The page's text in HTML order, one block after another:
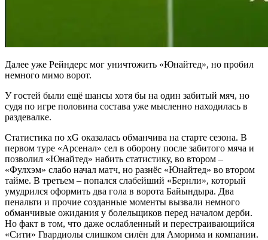
Далее уже Рейндерс мог уничтожить «Юнайтед», но пробил
немного мимо ворот.
У гостей были ещё шансы хотя бы на один забитый мяч, но
судя по игре половина состава уже мысленно находилась в
раздевалке.
Статистика по xG оказалась обманчива на старте сезона. В
первом туре «Арсенал» сел в оборону после забитого мяча и
позволил «Юнайтед» набить статистику, во втором –
«Фулхэм» слабо начал матч, но разнёс «Юнайтед» во втором
тайме. В третьем – попался слабейший «Бернли», который
умудрился оформить два гола в ворота Байындыра. Два
пенальти и прочие созданные моменты вызвали немного
обманчивые ожидания у болельщиков перед началом дерби.
Но факт в том, что даже ослабленный и перестраивающийся
«Сити» Гвардиолы слишком силён для Аморима и компании.